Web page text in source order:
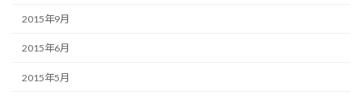
2015年9月
2015年6月
2015年5月